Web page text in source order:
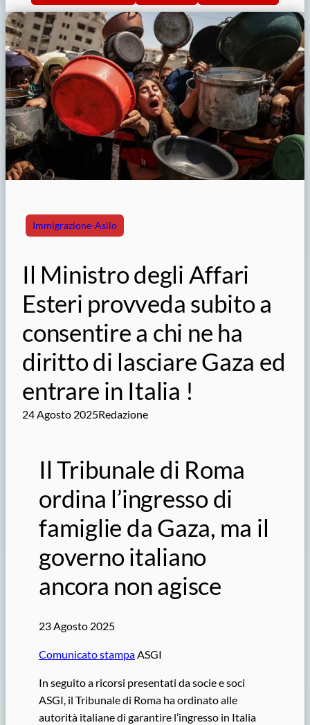
Immigrazione-Asilo
Il Ministro degli Affari
Esteri provveda subito a
consentire a chi ne ha
diritto di lasciare Gaza ed
entrare in Italia !
24 Agosto 2025Redazione
Il Tribunale di Roma
ordina l’ingresso di
famiglie da Gaza, ma il
governo italiano
ancora non agisce
23 Agosto 2025
Comunicato stampaASGI
In seguito a ricorsi presentati da socie e soci
ASGI, il Tribunale di Roma ha ordinato alle
autorità italiane di garantire l’ingresso in Italia